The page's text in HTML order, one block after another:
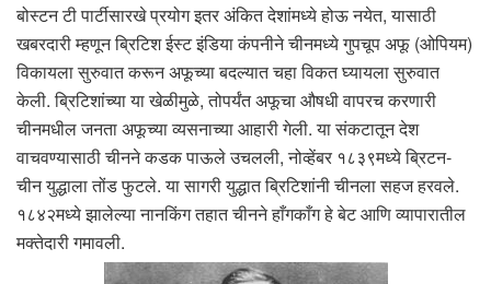
बोस्टन टी पार्टीसारखे प्रयोग इतर अंकित देशांमध्ये होऊ नयेत, यासाठी
खबरदारी म्हणून ब्रिटिश ईस्ट इंडिया कंपनीने चीनमध्ये गुपचूप अफू (ओपियम)
विकायला सुरुवात करून अफूच्या बदल्यात चहा विकत घ्यायला सुरुवात
केली. ब्रिटिशांच्या या खेळीमुळे, तोपर्यंत अफूचा औषधी वापरच करणारी
चीनमधील जनता अफूच्या व्यसनाच्या आहारी गेली. या संकटातून देश
वाचवण्यासाठी चीनने कडक पाऊले उचलली, नोव्हेंबर १८३९मध्ये ब्रिटन-
चीन युद्धाला तोंड फुटले. या सागरी युद्धात ब्रिटिशांनी चीनला सहज हरवले.
१८४२मध्ये झालेल्या नानकिंग तहात चीनने हाँगकाँग हे बेट आणि व्यापारातील
मक्तेदारी गमावली.